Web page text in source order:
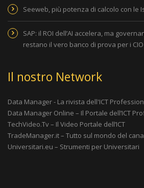
Seeweb, più potenza di calcolo con le
SAP: il ROI dell’AI accelera, ma
restano il vero banco di prova per i CIO
Il nostro Network
Data Manager - La rivista dell'ICT
Data Manager Online – Il Portale dell’ICT
TechVideo.Tv – Il Video Portale dell’ICT
TradeManager.it – Tutto sul mondo del
Universitari.eu – Strumenti per Universitari